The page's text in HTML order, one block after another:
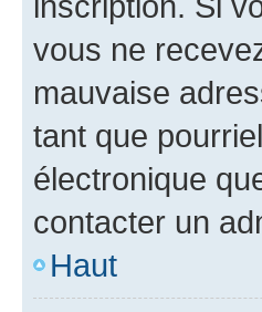
vous ne
mauvaise
tant que
électronique
contacter un
Haut